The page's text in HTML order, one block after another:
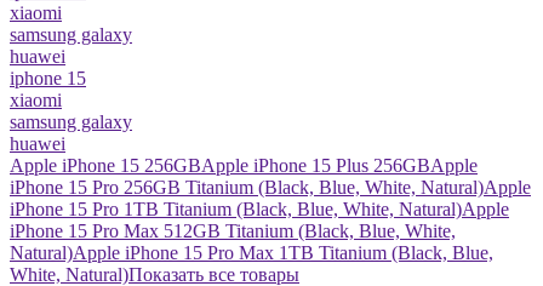
xiaomi
samsung galaxy
huawei
iphone 15
xiaomi
samsung galaxy
huawei
Apple iPhone 15 256GBApple iPhone 15 Plus 256GBApple
iPhone 15 Pro 256GB Titanium (Black, Blue, White, Natural)Apple
iPhone 15 Pro 1TB Titanium (Black, Blue, White, Natural)Apple
iPhone 15 Pro Max 512GB Titanium (Black, Blue, White,
Natural)Apple iPhone 15 Pro Max 1TB Titanium (Black, Blue,
White, Natural)Показать все товары